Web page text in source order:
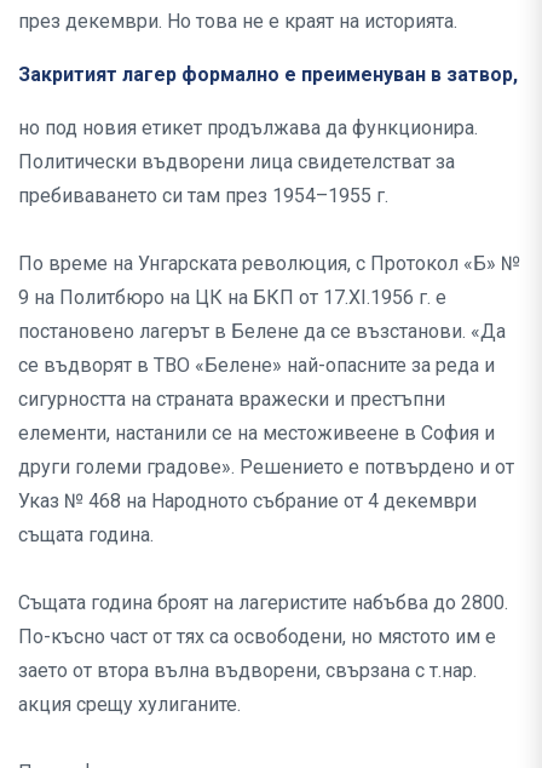
през декември. Но това не е краят на историята.
Закритият лагер формално е преименуван в затвор,
но под новия етикет продължава да функционира.
Политически въдворени лица свидетелстват за
пребиваването си там през 1954–1955 г.
По време на Унгарската революция, с Протокол «Б» №
9 на Политбюро на ЦК на БКП от 17.ХI.1956 г. е
постановено лагерът в Белене да се възстанови. «Да
се въдворят в ТВО «Белене» най-опасните за реда и
сигурността на страната вражески и престъпни
елементи, настанили се на местоживеене в София и
други големи градове». Решението е потвърдено и от
Указ № 468 на Народното събрание от 4 декември
същата година.
Същата година броят на лагеристите набъбва до 2800.
По-късно част от тях са освободени, но мястото им е
заето от втора вълна въдворени, свързана с т.нар.
акция срещу хулиганите.